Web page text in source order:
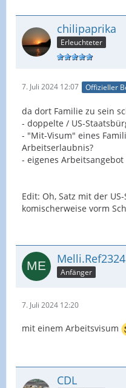
chilipaprika
Erleuchteter
7. Juli 2024 12:07 Offizieller
da dort Familie zu sein
- doppelte / US-
- "Mit-Visum" eines
Arbeitserlaubnis?
- eigenes Arbeitsangebot
Edit: Oh, Satz mit der
komischerweise vorm
Melli.Ref2324
Anfänger
7. Juli 2024 12:20
mit einem Arbeitsvisum
CDL